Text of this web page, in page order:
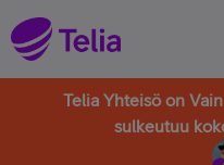
Telia Yhteisö on
sulkeutuu